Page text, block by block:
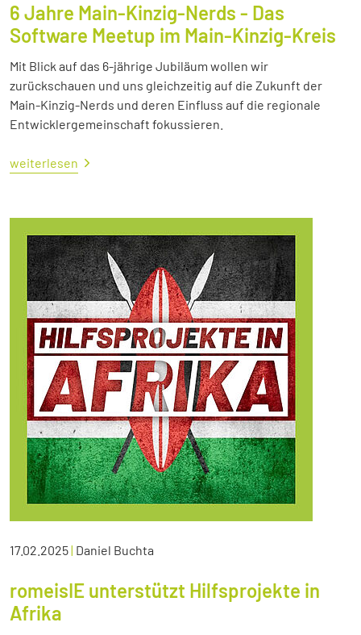
6 Jahre Main-Kinzig-Nerds - Das
Software Meetup im Main-Kinzig-Kreis
Mit Blick auf das 6-jährige Jubiläum wollen wir
zurückschauen und uns gleichzeitig auf die Zukunft der
Main-Kinzig-Nerds und deren Einfluss auf die regionale
Entwicklergemeinschaft fokussieren.
weiterlesen
17.02.2025| Daniel Buchta
romeisIE unterstützt Hilfsprojekte in
Afrika